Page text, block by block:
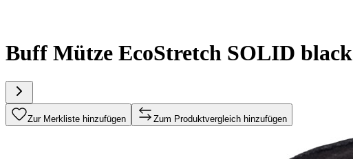
Buff Mütze EcoStretch SOLID black
Zur Merkliste hinzufügen Zum Produktvergleich hinzufügen